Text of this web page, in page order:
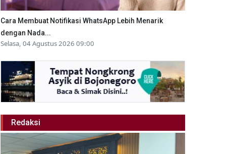
Cara Membuat Notifikasi WhatsApp Lebih Menarik
dengan Nada...
Selasa, 04 Agustus 2026 09:00
Redaksi